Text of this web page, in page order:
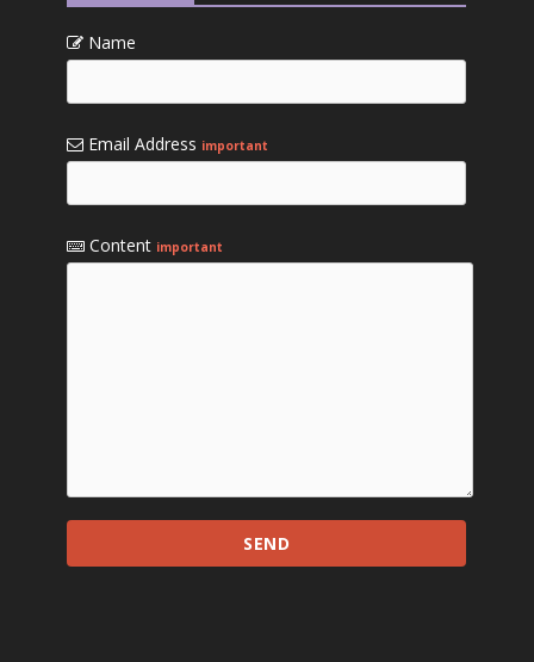
Name
Email Address important
Content important